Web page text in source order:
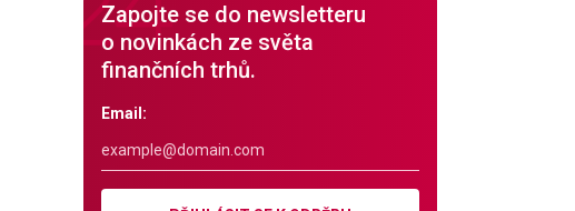
Zapojte se do newsletteru
o novinkách ze světa
finančních trhů.
Email: